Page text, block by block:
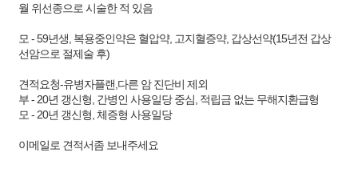
월 위선종으로 시술한 적 있음
모 - 59년생, 복용중인약은 혈압약, 고지혈증약, 갑상선약(15년전 갑상
선암으로 절제술 후)
견적요청-유병자플랜,다른 암 진단비 제외
부 - 20년 갱신형, 간병인 사용일당 중심, 적립금 없는 무해지환급형
모 - 20년 갱신형, 체증형 사용일당
이메일로 견적서좀 보내주세요